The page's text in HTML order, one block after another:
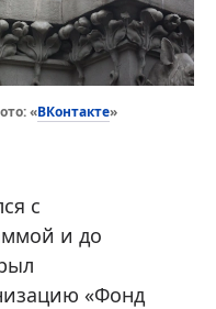
«ВКонтакте»
с
и до
«Фонд